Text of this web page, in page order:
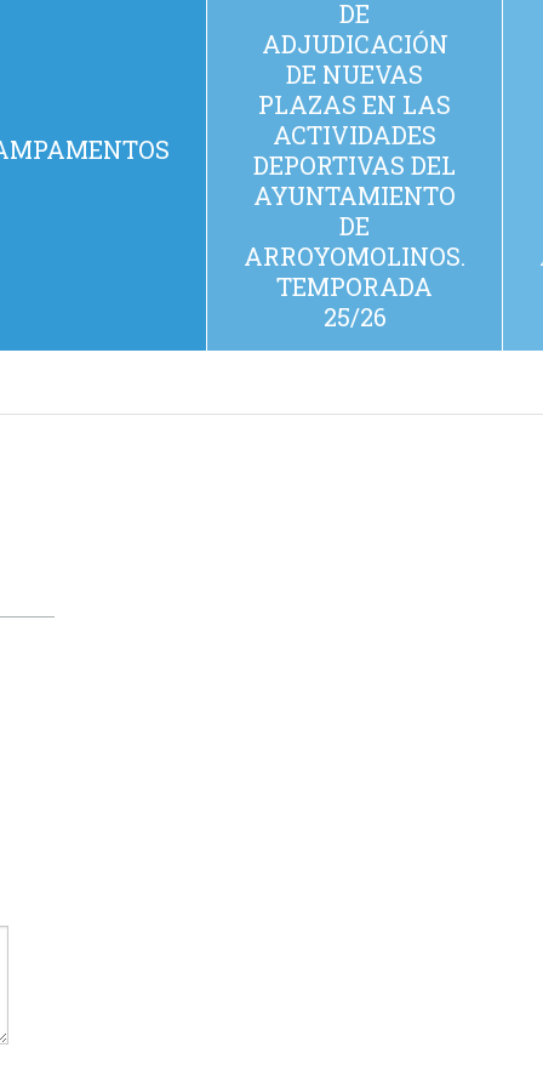
DE
ADJUDICACIÓN
DE NUEVAS
PLAZAS EN LAS
ACTIVIDADES
DEPORTIVAS DEL
AYUNTAMIENTO
DE
ARROYOMOLINOS.
TEMPORADA
25/26